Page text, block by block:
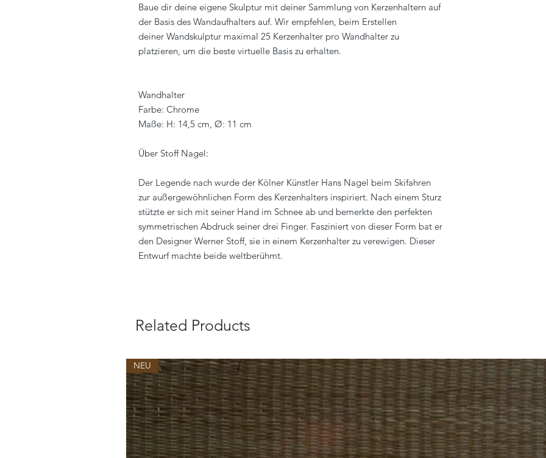
Baue dir deine eigene Skulptur mit deiner Sammlung von Kerzenhaltern auf
der Basis des Wandaufhalters auf. Wir empfehlen, beim Erstellen
deiner Wandskulptur maximal 25 Kerzenhalter pro Wandhalter zu
platzieren, um die beste virtuelle Basis zu erhalten.
Wandhalter
Farbe: Chrome
Maße: H: 14,5 cm, Ø: 11 cm
Über Stoff Nagel:
Der Legende nach wurde der Kölner Künstler Hans Nagel beim Skifahren
zur außergewöhnlichen Form des Kerzenhalters inspiriert. Nach einem Sturz
stützte er sich mit seiner Hand im Schnee ab und bemerkte den perfekten
symmetrischen Abdruck seiner drei Finger. Fasziniert von dieser Form bat er
den Designer Werner Stoff, sie in einem Kerzenhalter zu verewigen. Dieser
Entwurf machte beide weltberühmt.
Related Products
NEU